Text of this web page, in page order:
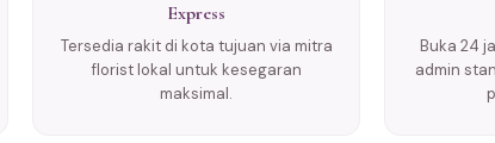
Express
Tersedia rakit di kota tujuan via mitra
florist lokal untuk kesegaran
maksimal.
Buka 24
admin